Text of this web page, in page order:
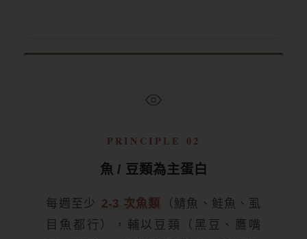
PRINCIPLE 02
魚 / 豆類為主蛋白
每週至少 2-3 次魚類
（鯖魚、鮭魚、虱
目魚都行），輔以豆類（黑豆、鷹嘴